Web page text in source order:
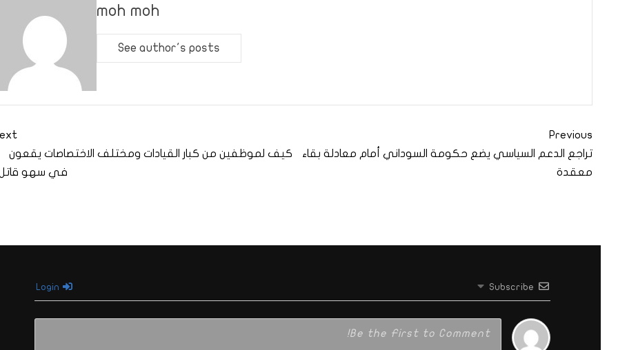
moh moh
See author's posts
Previous
تراجع الدعم السياسي يضع حكومة السوداني أمام معادلة بقاء
معقدة
كيف لموظفين من كبار القيادات ومختلف الاختصاصات يقعون
في سهو
Subscribe